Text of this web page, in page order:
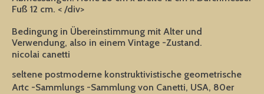
Fuß 12 cm. < /div>
Bedingung in Übereinstimmung mit Alter und
Verwendung, also in einem Vintage -Zustand.
nicolai canetti
seltene postmoderne konstruktivistische geometrische
Artc -Sammlungs -Sammlung von Canetti, USA, 80er